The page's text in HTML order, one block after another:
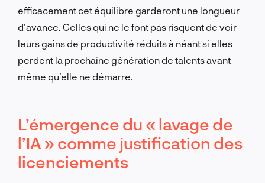
efficacement cet équilibre garderont une longueur
d’avance. Celles qui ne le font pas risquent de voir
leurs gains de productivité réduits à néant si elles
perdent la prochaine génération de talents avant
même qu’elle ne démarre.
L’émergence du « lavage de
l’IA » comme justification des
licenciements